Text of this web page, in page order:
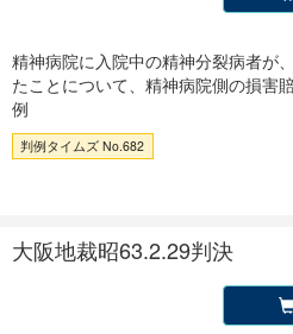
精神病院に入院中の精神分裂病者が
たことについて、精神病院側の損害
例
判例タイムズ No.682
大阪地裁昭63.2.29判決